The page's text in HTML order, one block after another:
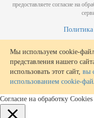
предоставляете согласие на
Мы используем cookie-
представления нашего
использовать этот сайт, вы
использованием cookie-
Согласие на обработку Cookies